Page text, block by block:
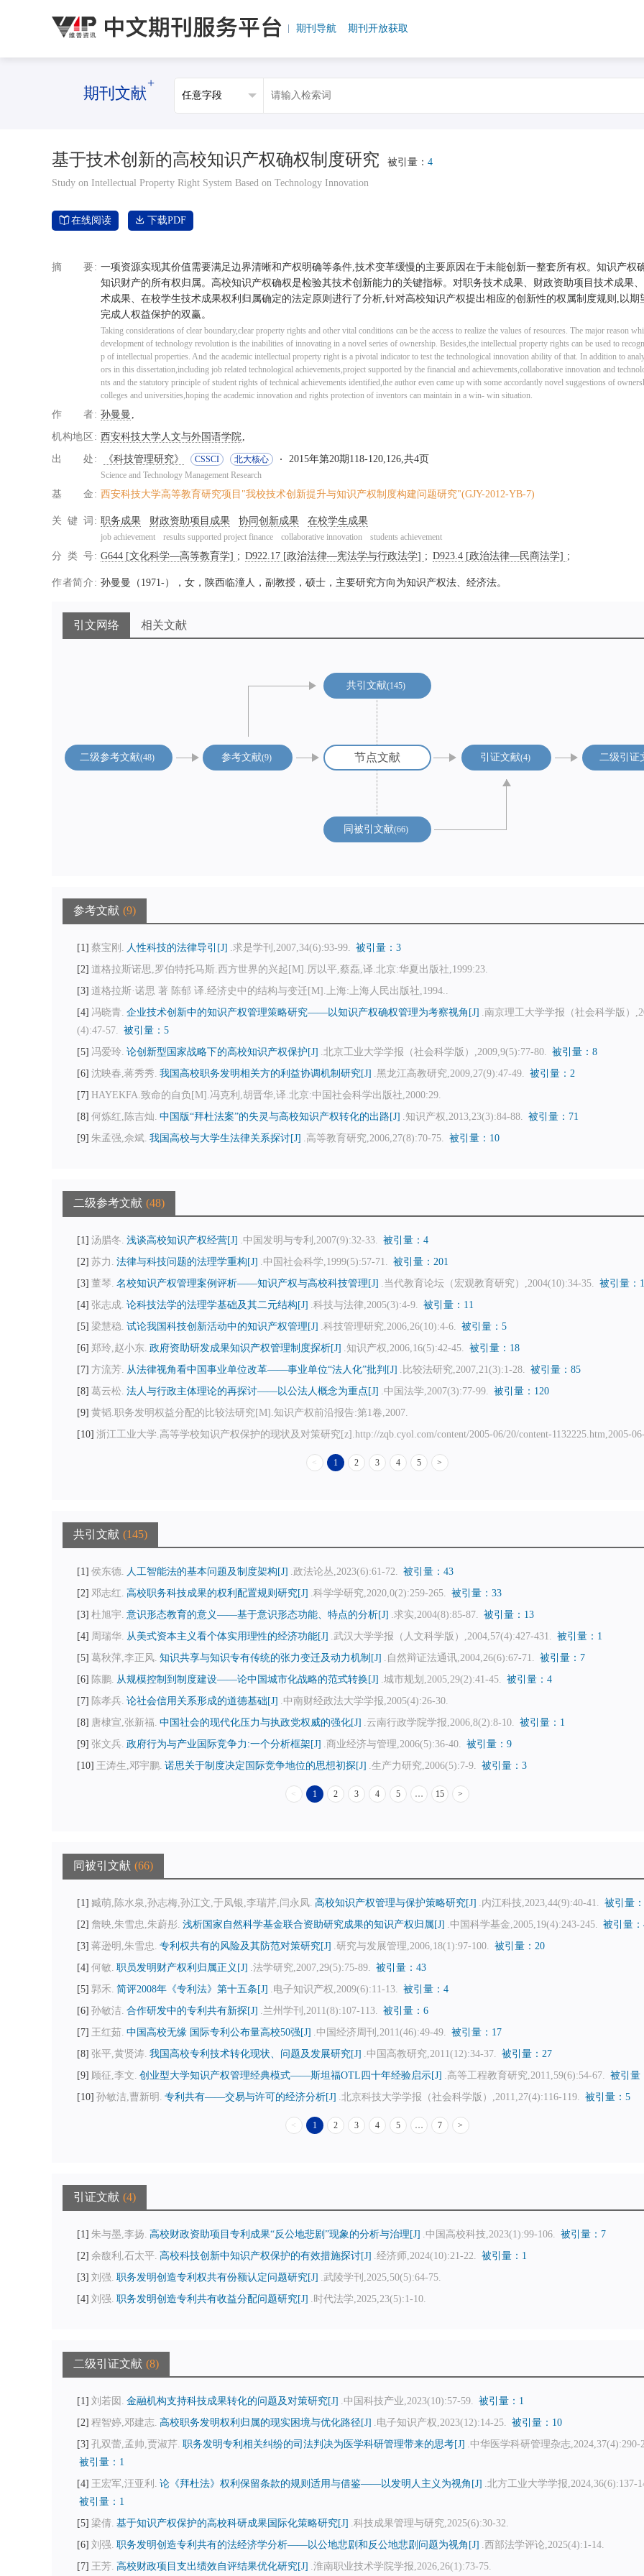
期刊导航 期刊开放获取
期刊文献
+
基于技术创新的高校知识产权确权制度研究 被引量： 4
Study on Intellectual Property Right System Based on Technology Innovation
在线阅读 下载PDF
摘要
一项资源实现其价值需要满足边界清晰和产权明确等条件,技术变革缓慢的主要原因在于未能创新一整套所有权。知识产权
知识财产的所有权归属。高校知识产权确权是检验其技术创新能力的关键指标。对职务技术成果、财政资助项目技术成果
术成果、在校学生技术成果权利归属确定的法定原则进行了分析,针对高校知识产权提出相应的创新性的权属制度规则,以期
完成人权益保护的双赢。
Taking considerations of clear boundary,clear property rights and other vital conditions can be the access to realize the values of resources. The major reason
development of technology revolution is the inabilities of innovating in a novel series of ownership. Besides,the intellectual property rights can be used to
p of intellectual properties. And the academic intellectual property right is a pivotal indicator to test the technological innovation ability of that. In addition to
ors in this dissertation,including job related technological achievements,project supported by the financial and achievements,collaborative innovation and
nts and the statutory principle of student rights of technical achievements identified,the author even came up with some accordantly novel suggestions of
colleges and universities,hoping the academic innovation and rights protection of inventors can maintain in a win- win situation.
作者 孙曼曼
机构地区 西安科技大学人文与外国语学院
出处 《科技管理研究》 CSSCI 北大核心 2015年第20期118-120,126,共4页
Science and Technology Management Research
基金 西安科技大学高等教育研究项目"我校技术创新提升与知识产权制度构建问题研究"(GJY-2012-YB-7)
关键词 职务成果 财政资助项目成果 协同创新成果 在校学生成果
job achievement results supported project finance collaborative innovation students achievement
分类号 G644 [文化科学—高等教育学] D922.17 [政治法律—宪法学与行政法学] D923.4 [政治法律—民商法学]
作者简介 孙曼曼（1971-），女，陕西临潼人，副教授，硕士，主要研究方向为知识产权法、经济法。
引文网络 相关文献
节点文献
二级参考文献 48 参考文献 9
共引文献 145
同被引文献 66
引证文献 4 二级引证
参考文献 9
1 蔡宝刚. 人性科技的法律导引[J] .求是学刊,2007,34(6):93-99. 被引量：3
2 道格拉斯诺思,罗伯特托马斯.西方世界的兴起[M].厉以平,蔡磊,译.北京:华夏出版社,1999:23.
3 道格拉斯·诺思 著 陈郁 译.经济史中的结构与变迁[M].上海:上海人民出版社,1994..
4 冯晓青. 企业技术创新中的知识产权管理策略研究——以知识产权确权管理为考察视角[J] .南京理工大学学报（社会科学版）
(4):47-57. 被引量：5
5 冯爱玲. 论创新型国家战略下的高校知识产权保护[J] .北京工业大学学报（社会科学版）,2009,9(5):77-80. 被引量：8
6 沈映春,蒋秀秀. 我国高校职务发明相关方的利益协调机制研究[J] .黑龙江高教研究,2009,27(9):47-49. 被引量：2
7 HAYEKFA.致命的自负[M].冯克利,胡晋华,译.北京:中国社会科学出版社,2000:29.
8 何炼红,陈吉灿. 中国版“拜杜法案”的失灵与高校知识产权转化的出路[J] .知识产权,2013,23(3):84-88. 被引量：71
9 朱孟强,佘斌. 我国高校与大学生法律关系探讨[J] .高等教育研究,2006,27(8):70-75. 被引量：10
二级参考文献 48
1 汤腊冬. 浅谈高校知识产权经营[J] .中国发明与专利,2007(9):32-33. 被引量：4
2 苏力. 法律与科技问题的法理学重构[J] .中国社会科学,1999(5):57-71. 被引量：201
3 董琴. 名校知识产权管理案例评析——知识产权与高校科技管理[J] .当代教育论坛（宏观教育研究）,2004(10):34-35. 被引量：1
4 张志成. 论科技法学的法理学基础及其二元结构[J] .科技与法律,2005(3):4-9. 被引量：11
5 梁慧稳. 试论我国科技创新活动中的知识产权管理[J] .科技管理研究,2006,26(10):4-6. 被引量：5
6 郑玲,赵小东. 政府资助研发成果知识产权管理制度探析[J] .知识产权,2006,16(5):42-45. 被引量：18
7 方流芳. 从法律视角看中国事业单位改革——事业单位“法人化”批判[J] .比较法研究,2007,21(3):1-28. 被引量：85
8 葛云松. 法人与行政主体理论的再探讨——以公法人概念为重点[J] .中国法学,2007(3):77-99. 被引量：120
9 黄韬.职务发明权益分配的比较法研究[M].知识产权前沿报告:第1卷,2007.
10 浙江工业大学.高等学校知识产权保护的现状及对策研究[z].http://zqb.cyol.com/content/2005-06/20/content-1132225.htm,2005-
< 1 2 3 4 5 >
共引文献 145
1 侯东德. 人工智能法的基本问题及制度架构[J] .政法论丛,2023(6):61-72. 被引量：43
2 邓志红. 高校职务科技成果的权利配置规则研究[J] .科学学研究,2020,0(2):259-265. 被引量：33
3 杜旭宇. 意识形态教育的意义——基于意识形态功能、特点的分析[J] .求实,2004(8):85-87. 被引量：13
4 周瑞华. 从美式资本主义看个体实用理性的经济功能[J] .武汉大学学报（人文科学版）,2004,57(4):427-431. 被引量：1
5 葛秋萍,李正风. 知识共享与知识专有传统的张力变迁及动力机制[J] .自然辩证法通讯,2004,26(6):67-71. 被引量：7
6
陈鹏. 从规模控制到制度建设——论中国城市化战略的范式转换[J] .城市规划,2005,29(2):41-45. 被引量：4
7
陈孝兵. 论社会信用关系形成的道德基础[J] .中南财经政法大学学报,2005(4):26-30.
8 唐棣宣,张新福. 中国社会的现代化压力与执政党权威的强化[J] .云南行政学院学报,2006,8(2):8-10. 被引量：1
9 张文兵. 政府行为与产业国际竞争力:一个分析框架[J] .商业经济与管理,2006(5):36-40. 被引量：9
10
王涛生,邓宇鹏. 诺思关于制度决定国际竞争地位的思想初探[J] .生产力研究,2006(5):7-9. 被引量：3
< 1 2 3 4 5 … 15 >
同被引文献 66
1 臧萌,陈水泉,孙志梅,孙江文,于凤银,李瑞芹,闫永凤. 高校知识产权管理与保护策略研究[J] .内江科技,2023,44(9):40-41. 被引量
2 詹映,朱雪忠,朱蔚彤. 浅析国家自然科学基金联合资助研究成果的知识产权归属[J] .中国科学基金,2005,19(4):243-245. 被引量
3 蒋逊明,朱雪忠. 专利权共有的风险及其防范对策研究[J] .研究与发展管理,2006,18(1):97-100. 被引量：20
4 何敏. 职员发明财产权利归属正义[J] .法学研究,2007,29(5):75-89. 被引量：43
5 郭禾. 简评2008年《专利法》第十五条[J] .电子知识产权,2009(6):11-13. 被引量：4
6 孙敏洁. 合作研发中的专利共有新探[J] .兰州学刊,2011(8):107-113. 被引量：6
7
王红茹. 中国高校无缘 国际专利公布量高校50强[J] .中国经济周刊,2011(46):49-49. 被引量：17
8 张平,黄贤涛. 我国高校专利技术转化现状、问题及发展研究[J] .中国高教研究,2011(12):34-37. 被引量：27
9
顾征,李文. 创业型大学知识产权管理经典模式——斯坦福OTL四十年经验启示[J] .高等工程教育研究,2011,59(6):54-67. 被引量
10 孙敏洁,曹新明. 专利共有——交易与许可的经济分析[J] .北京科技大学学报（社会科学版）,2011,27(4):116-119. 被引量：5
< 1 2 3 4 5 … 7 >
引证文献 4
1 朱与墨,李扬. 高校财政资助项目专利成果“反公地悲剧”现象的分析与治理[J] .中国高校科技,2023(1):99-106. 被引量：7
2 余馥利,石太平. 高校科技创新中知识产权保护的有效措施探讨[J] .经济师,2024(10):21-22. 被引量：1
3 刘强. 职务发明创造专利权共有份额认定问题研究[J] .武陵学刊,2025,50(5):64-75.
4 刘强. 职务发明创造专利共有收益分配问题研究[J] .时代法学,2025,23(5):1-10.
二级引证文献 8
1 刘若囡. 金融机构支持科技成果转化的问题及对策研究[J] .中国科技产业,2023(10):57-59. 被引量：1
2 程智婷,邓建志. 高校职务发明权利归属的现实困境与优化路径[J] .电子知识产权,2023(12):14-25. 被引量：10
3 孔双蕾,孟帅,贾淑芹. 职务发明专利相关纠纷的司法判决为医学科研管理带来的思考[J] .中华医学科研管理杂志,2024,37(4):290-
被引量：1
4
王宏军,汪亚利. 论《拜杜法》权利保留条款的规则适用与借鉴——以发明人主义为视角[J] .北方工业大学学报,2024,36(6):137-
被引量：1
5 梁倩. 基于知识产权保护的高校科研成果国际化策略研究[J] .科技成果管理与研究,2025(6):30-32.
6 刘强. 职务发明创造专利共有的法经济学分析——以公地悲剧和反公地悲剧问题为视角[J] .西部法学评论,2025(4):1-14.
7
王芳. 高校财政项目支出绩效自评结果优化研究[J] .淮南职业技术学院学报,2026,26(1):73-75.